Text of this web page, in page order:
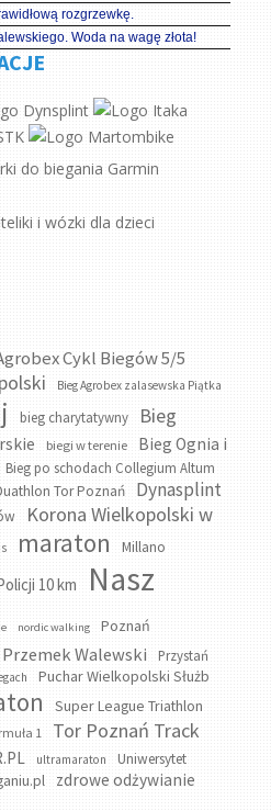
rozgrzewkę.
Woda na wagę złota!
Cykl Biegów 5/5
Bieg Agrobex zalasewska Piątka
bieg charytatywny
Bieg
biegi w terenie
Bieg Ognia i
Bieg po schodach Collegium Altum
Tor Poznań Dynasplint
Korona Wielkopolski w
maraton Millano
10 km
Nasz
nordic walking Poznań
Przemek Walewski
Przystań
Puchar Wielkopolski Służb
Super League Triathlon
1
Tor Poznań Track
ultramaraton
Uniwersytet
zdrowe odżywianie